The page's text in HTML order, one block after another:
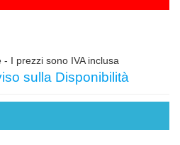
- I prezzi sono IVA inclusa
sulla Disponibilità